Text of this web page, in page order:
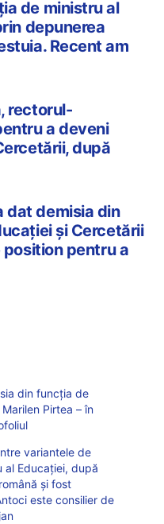
de ministru al
depunerea
Recent am
rectorul-
a deveni
după
dat demisia din
și Cercetării
position pentru a
din funcția de
Pirtea – în
variantele de
al Educației, după
și fost
este consilier de